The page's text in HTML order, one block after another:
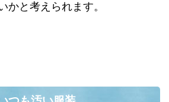
かと考えられます。